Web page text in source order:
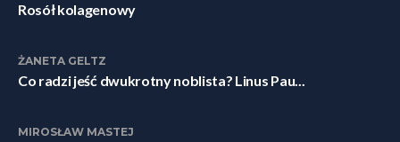
Rosół kolagenowy
ŻANETA GELTZ
Co radzi jeść dwukrotny noblista? Linus Pau...
MIROSŁAW MASTEJ